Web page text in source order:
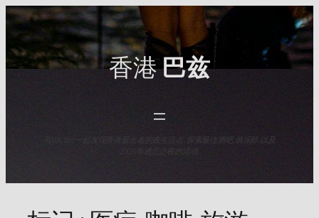
Skip
to
content
香港巴兹
与HK Baz一起发现香港最出名的夜生活点. 探索最佳酒吧,俱乐部,以及
2025年难忘之夜的活动.